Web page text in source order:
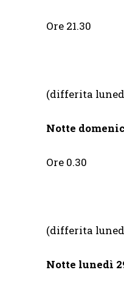
Ore 21.30
(differita lunedì
Notte
Ore 0.30
(differita
Notte lunedì